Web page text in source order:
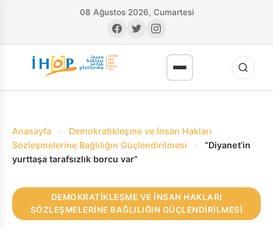
08 Ağustos 2026, Cumartesi
Anasayfa ›
Demokratikleşme ve İnsan Hakları
Sözleşmelerine Bağlılığın Güçlendirilmesi
›
“Diyanet’in
yurttaşa tarafsızlık borcu var”
DEMOKRATIKLEŞME VE İNSAN HAKLARI
SÖZLEŞMELERINE BAĞLILIĞIN GÜÇLENDIRILMESI